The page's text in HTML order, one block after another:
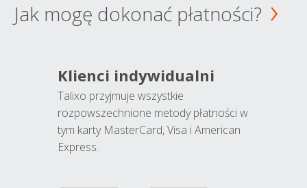
Jak mogę dokonać płatności?
Klienci indywidualni
Talixo przyjmuje wszystkie
rozpowszechnione metody płatności w
tym karty MasterCard, Visa i American
Express.